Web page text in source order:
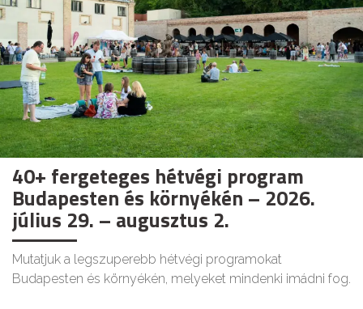
40+ fergeteges hétvégi program
Budapesten és környékén – 2026.
július 29. – augusztus 2.
Mutatjuk a legszuperebb hétvégi programokat
Budapesten és környékén, melyeket mindenki imádni fog.